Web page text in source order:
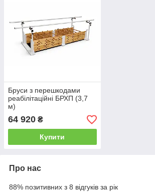
Бруси з перешкодами
реабілітаційні БРХП (3,7
м)
64 920 ₴
Купити
Про нас
88% позитивних з 8 відгуків за рік